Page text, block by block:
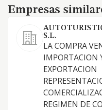
Empresas similares
Empresas
S.L.
LA COMPRA
IMPORTACION
EXPORTACION
REGIMEN DE